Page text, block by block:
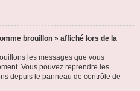
brouillon » affiché lors de la
les messages que vous
Vous pouvez reprendre les
depuis le panneau de contrôle de